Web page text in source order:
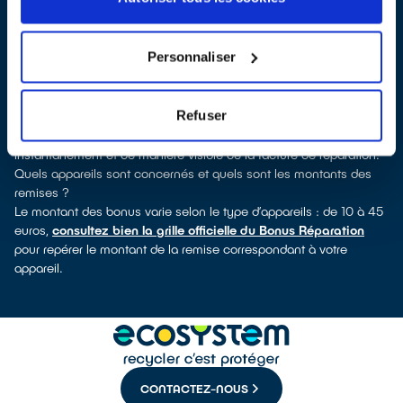
Personnaliser
Refuser
. En cliquant sur la fiche détaillée du réparateur, vous
découvrirez pour quels types d’appareils ce professionnel a
TV, informatique, outillage électroportatif : à chaque famille
d’appareils son réparateur spécialisé et labellisé QualiRépar.
Comment bénéficier du Bonus Réparation à Sartrouville ?
Le Bonus Réparation est en vigueur chez tous les professionnels
de la réparation ayant obtenu le label QualiRépar. Il est déduit
instantanément et de manière visible de la facture de réparation.
Quels appareils sont concernés et quels sont les montants des
remises ?
Le montant des bonus varie selon le type d’appareils : de 10 à 45
euros, consultez bien la grille officielle du Bonus Réparation
pour repérer le montant de la remise correspondant à votre
appareil.
CONTACTEZ-NOUS